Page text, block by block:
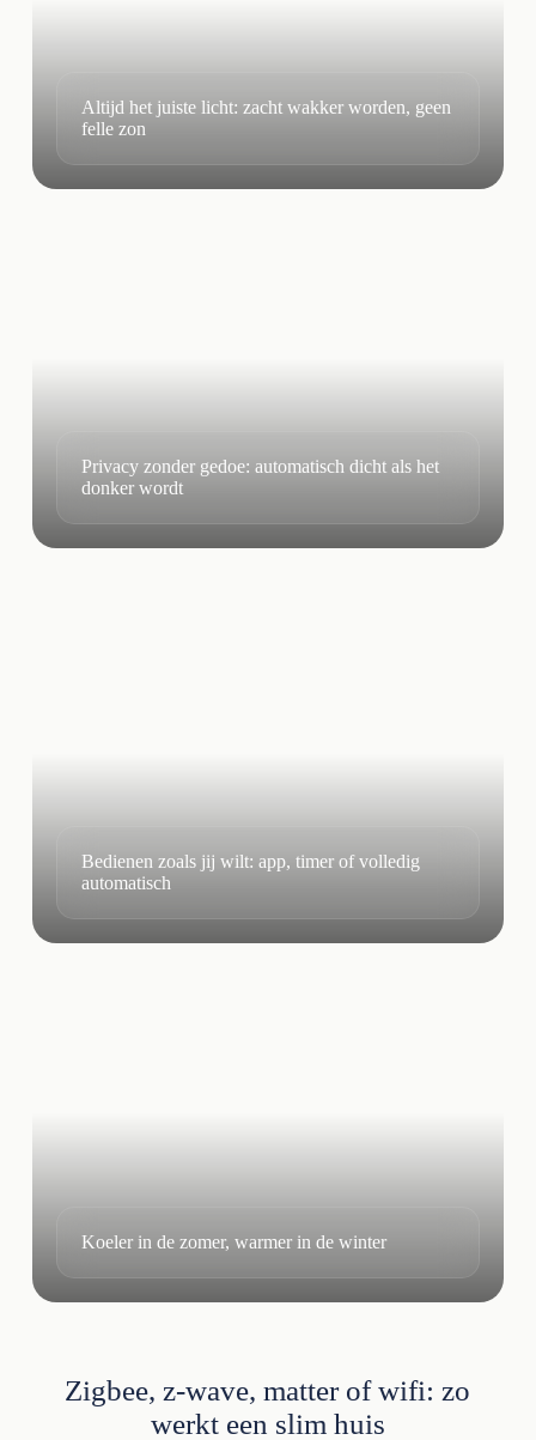
Altijd het juiste licht: zacht wakker worden, geen
felle zon
Privacy zonder gedoe: automatisch dicht als het
donker wordt
Bedienen zoals jij wilt: app, timer of volledig
automatisch
Koeler in de zomer, warmer in de winter
Zigbee, z-wave, matter of wifi: zo
werkt een slim huis